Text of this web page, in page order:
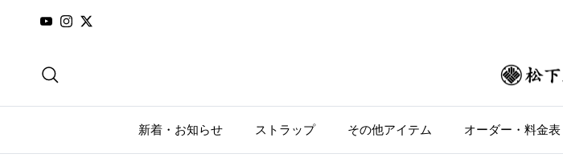
YouTube
Instagram
Twitter
新着・お知らせ ストラップ その他アイテム オーダー・料金表